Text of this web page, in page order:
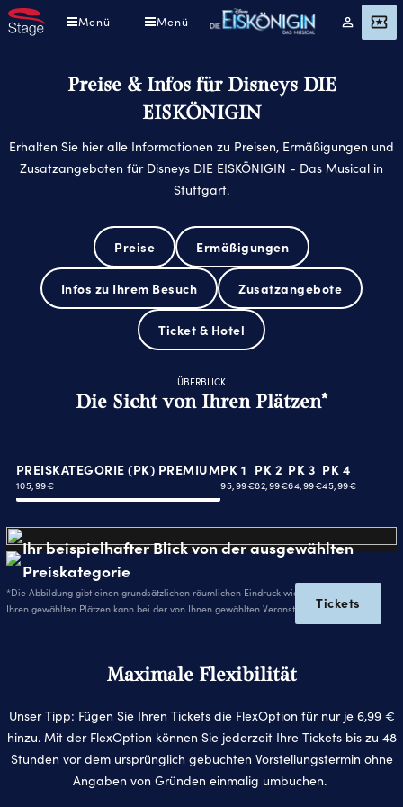
Direkt
zum
Menü Menü
Mein
Konto
Angebot
Preise & Infos für Disneys DIE
EISKÖNIGIN
Erhalten Sie hier alle Informationen zu Preisen, Ermäßigungen und
Zusatzangeboten für Disneys DIE EISKÖNIGIN - Das Musical in
Stuttgart.
Preise Ermäßigungen
Infos zu Ihrem Besuch Zusatzangebote
Ticket & Hotel
ÜBERBLICK
Die Sicht von Ihren Plätzen*
PREISKATEGORIE (PK) PREMIUM
105,99€
PK 1
95,99€
PK 2
82,99€
PK 3
64,99€
PK 4
45,99€
Ihr beispielhafter Blick von der ausgewählten
Preiskategorie
Tickets
*Die Abbildung gibt einen grundsätzlichen räumlichen Eindruck wieder. Die Sicht von
Ihren gewählten Plätzen kann bei der von Ihnen gewählten Veranstaltung abweichen.
Maximale Flexibilität
Unser Tipp: Fügen Sie Ihren Tickets die FlexOption für nur je 6,99 €
hinzu. Mit der FlexOption können Sie jederzeit Ihre Tickets bis zu 48
Stunden vor dem ursprünglich gebuchten Vorstellungstermin ohne
Angaben von Gründen einmalig umbuchen.